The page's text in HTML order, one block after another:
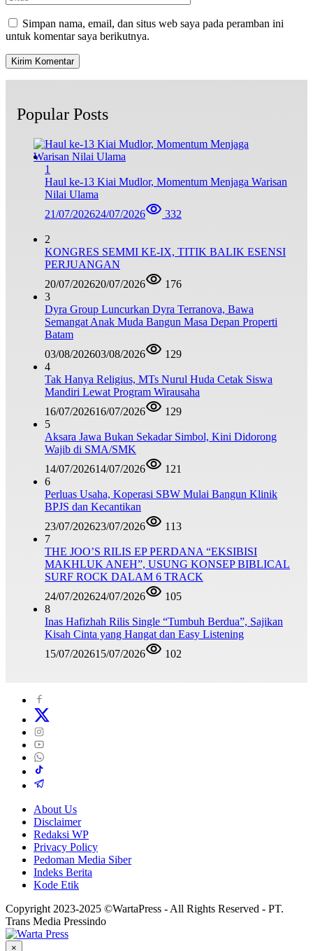
Simpan nama, email, dan situs web saya pada peramban ini
untuk komentar saya berikutnya.
Popular Posts
1
Haul ke-13 Kiai Mudlor, Momentum Menjaga Warisan
Nilai Ulama
21/07/202624/07/2026 332
2
KONGRES SEMMI KE-IX, TITIK BALIK ESENSI
PERJUANGAN
20/07/202620/07/2026
176
3
Dyra Group Luncurkan Dyra Terranova, Bawa
Semangat Anak Muda Bangun Masa Depan Properti
Batam
03/08/202603/08/2026
129
4
Tak Hanya Religius, MTs Nurul Huda Cetak Siswa
Mandiri Lewat Program Wirausaha
16/07/202616/07/2026
129
5
Aksara Jawa Bukan Sekadar Simbol, Kini Didorong
Wajib di SMA/SMK
14/07/202614/07/2026
121
6
Perluas Usaha, Koperasi SBW Mulai Bangun Klinik
BPJS dan Kecantikan
23/07/202623/07/2026
113
7
THE JOO’S RILIS EP PERDANA “EKSIBISI
MAKHLUK ANEH”, USUNG KONSEP BIBLICAL
SURF ROCK DALAM 6 TRACK
24/07/202624/07/2026
105
8
Inas Hafizhah Rilis Single “Tumbuh Berdua”, Sajikan
Kisah Cinta yang Hangat dan Easy Listening
15/07/202615/07/2026 102
About Us
Disclaimer
Redaksi WP
Privacy Policy
Pedoman Media Siber
Indeks Berita
Kode Etik
Copyright 2023-2025 ©WartaPress - All Rights Reserved - PT.
Trans Media Pressindo
×